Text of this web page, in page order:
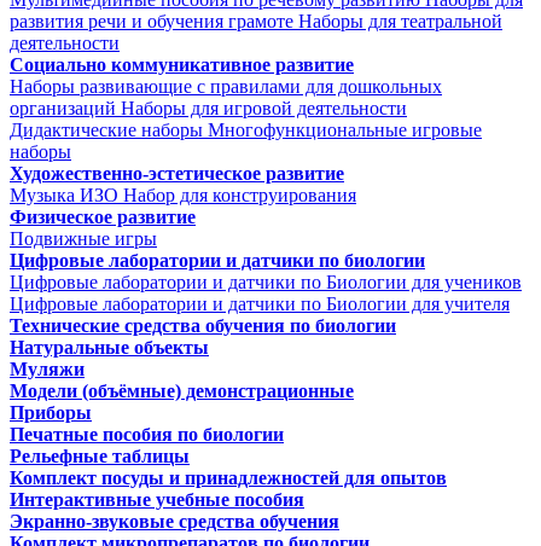
развития речи и обучения грамоте Наборы для театральной
деятельности
Социально коммуникативное развитие
Наборы развивающие с правилами для дошкольных
организаций Наборы для игровой деятельности
Дидактические наборы Многофункциональные игровые
наборы
Художественно-эстетическое развитие
Музыка ИЗО Набор для конструирования
Физическое развитие
Подвижные игры
Цифровые лаборатории и датчики по биологии
Цифровые лаборатории и датчики по Биологии для учеников
Цифровые лаборатории и датчики по Биологии для учителя
Технические средства обучения по биологии
Натуральные объекты
Муляжи
Модели (объёмные) демонстрационные
Приборы
Печатные пособия по биологии
Рельефные таблицы
Комплект посуды и принадлежностей для опытов
Интерактивные учебные пособия
Экранно-звуковые средства обучения